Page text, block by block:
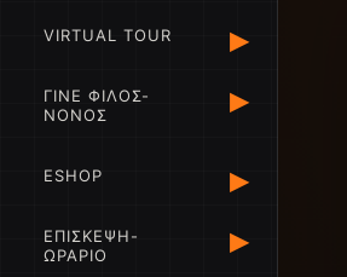
VIRTUAL TOUR ▸
ΓΙΝΕ ΦΙΛΟΣ-
ΝΟΝΟΣ
▸
ESHOP ▸
ΕΠΙΣΚΕΨΗ-
ΩΡΑΡΙΟ
▸